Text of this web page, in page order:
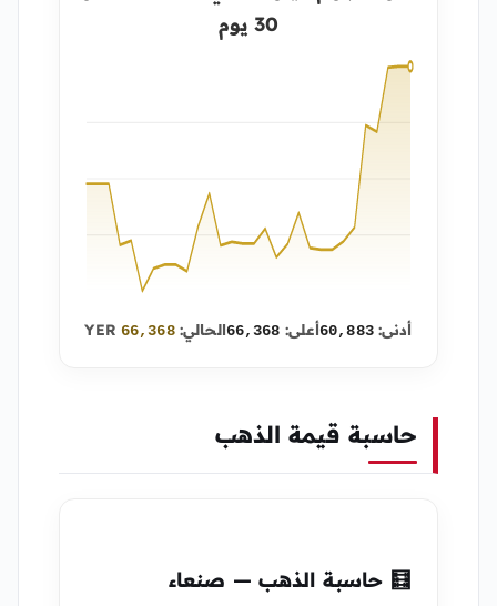
30 يوم
أدنى:60,883أعلى: 66,368الحالي:66,368
YER
حاسبة قيمة الذهب
🧮 حاسبة الذهب — صنعاء